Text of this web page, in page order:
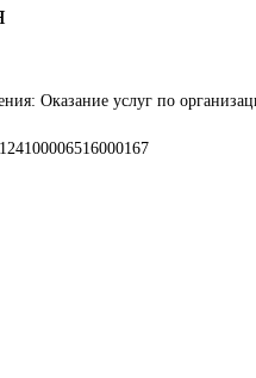
Оказание услуг по